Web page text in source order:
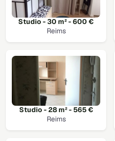
Studio - 30 m² - 600 €
Reims
Studio - 28 m² - 565 €
Reims